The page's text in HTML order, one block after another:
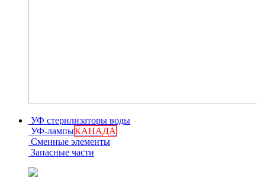
УФ стерилизаторы воды
УФ-лампыКАНАДА
Сменные элементы
Запасные части